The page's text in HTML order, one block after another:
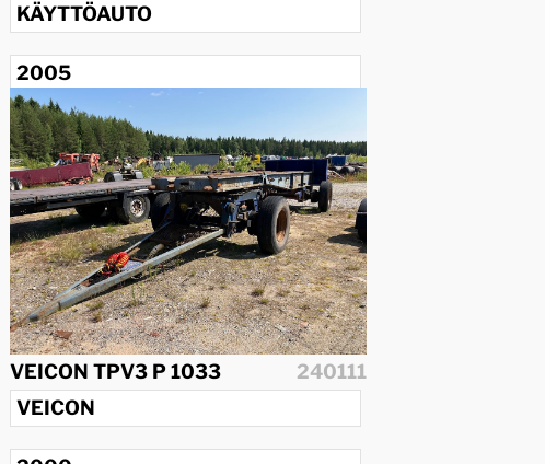
KÄYTTÖAUTO
2005
VEICON TPV3 P 1033
240111
VEICON